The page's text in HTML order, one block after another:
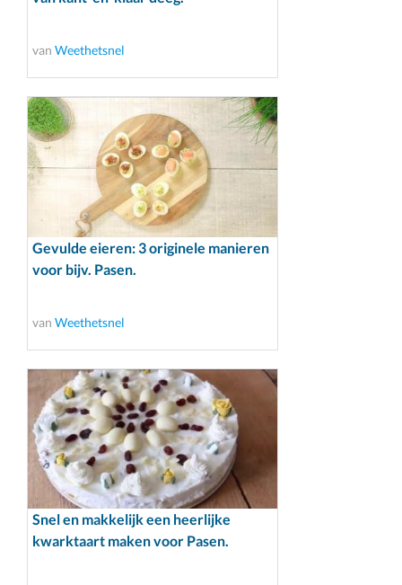
van Weethetsnel
Gevulde eieren: 3 originele manieren
voor bijv. Pasen.
van Weethetsnel
Snel en makkelijk een heerlijke
kwarktaart maken voor Pasen.